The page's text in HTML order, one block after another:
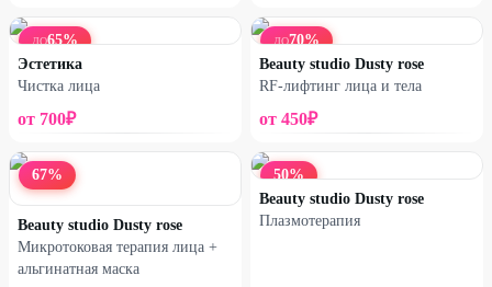
ДО65%
Эстетика
Чистка лица
от 700₽
ДО70%
Beauty studio Dusty rose
RF-лифтинг лица и тела
от 450₽
67%
Beauty studio Dusty rose
Микротоковая терапия лица +
альгинатная маска
50%
Beauty studio Dusty rose
Плазмотерапия